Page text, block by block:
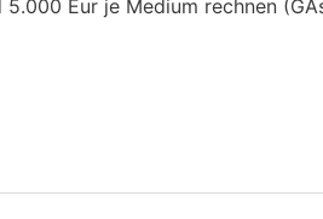
Eur je Medium rechnen